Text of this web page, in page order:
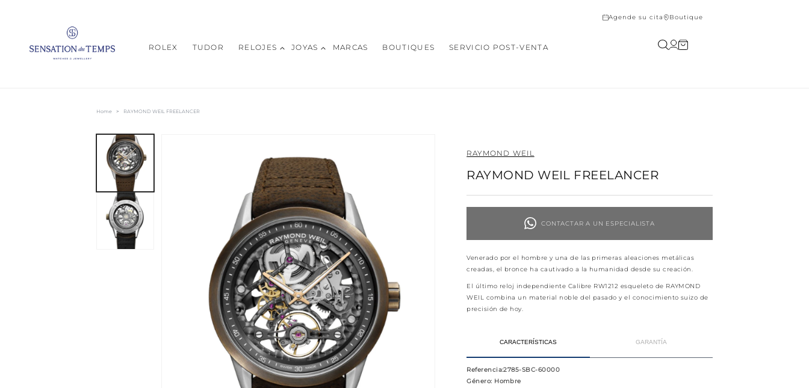
ROLEX TUDOR RELOJES JOYAS MARCAS BOUTIQUES SERVICIO POST-VENTA
Agende su cita Boutique
sesión
Carrito
Home > RAYMOND WEIL FREELANCER
RAYMOND WEIL
RAYMOND WEIL FREELANCER
CONTACTAR A UN ESPECIALISTA
Venerado por el hombre y una de las primeras aleaciones metálicas
creadas, el bronce ha cautivado a la humanidad desde su creación.
El último reloj independiente Calibre RW1212 esqueleto de RAYMOND
WEIL combina un material noble del pasado y el conocimiento suizo de
precisión de hoy.
CARACTERÍSTICAS GARANTÍA
Referencia:2785-SBC-60000
Género: Hombre